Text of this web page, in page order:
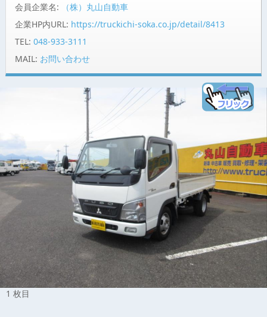
会員企業名:
（株）丸山自動車
企業HP内URL: https://truckichi-soka.co.jp/detail/8413
TEL: 048-933-3111
MAIL: お問い合わせ
1 枚目